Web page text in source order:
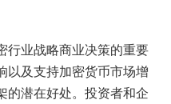
行业战略商业决策的重要
以及支持加密货币市场增
的潜在好处。投资者和企